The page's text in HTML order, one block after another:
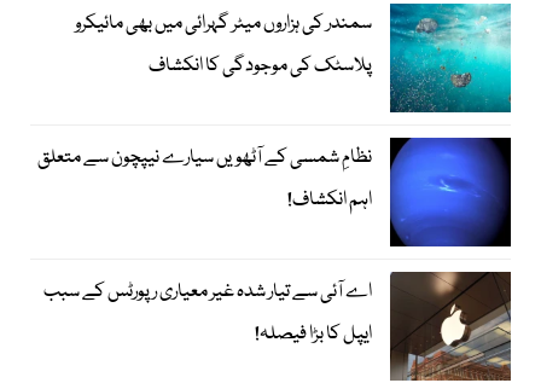
سمندر کی ہزاروں میٹر گہرائی میں بھی مائیکرو
پلاسٹک کی موجودگی کا انکشاف
نظامِ شمسی کے آٹھویں سیارے نیپچون سے متعلق
اہم انکشاف!
اے آئی سے تیار شدہ غیر معیاری رپورٹس کے سبب
ایپل کا بڑا فیصلہ!